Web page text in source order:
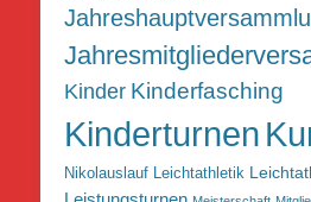
Kinder Kinderfasching
Kinderturnen
Nikolauslauf Leichtathletik